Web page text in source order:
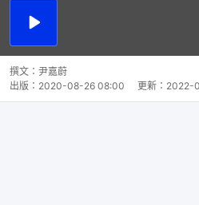
播
撰文： 尹嘉蔚
出版： 2020-08-26 08:00 更新： 2022-